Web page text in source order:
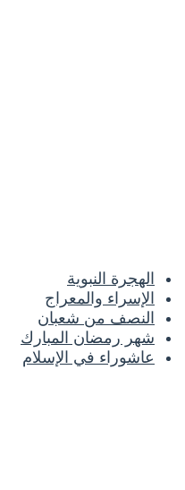
الهجرة النبوية
الإسراء والمعراج
النصف من شعبان
شهر رمضان المبارك
عاشوراء في الإسلام